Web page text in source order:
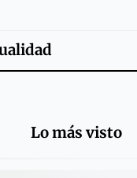
Lo más visto